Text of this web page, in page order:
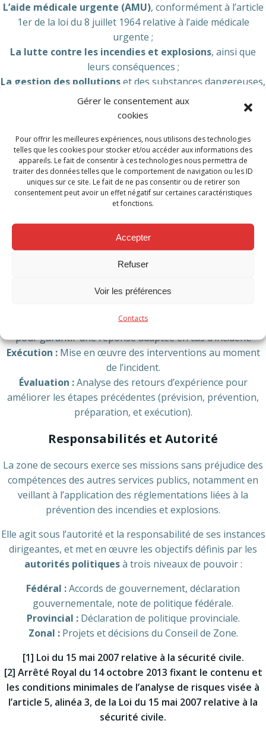
Gérer le consentement aux
cookies
Pour offrir les meilleures expériences, nous utilisons des technologies
telles que les cookies pour stocker et/ou accéder aux informations des
appareils. Le fait de consentir à ces technologies nous permettra de
traiter des données telles que le comportement de navigation ou les ID
uniques sur ce site. Le fait de ne pas consentir ou de retirer son
consentement peut avoir un effet négatif sur certaines caractéristiques
et fonctions.
Accepter
Refuser
Voir les préférences
Contacts
L’aide médicale urgente (AMU), conformément à l’article
1er de la loi du 8 juillet 1964 relative à l’aide médicale
urgente ;
La lutte contre les incendies et explosions, ainsi que
leurs conséquences ;
La gestion des pollutionset des substances dangereuses,
y compris les substances radioactives et les rayons
ionisants ;
Gestion Optimale des Risques
Pour garantir une gestion efficace des missions
(énumérées au §1er, 1°, 3°, 5°), la zone de secours applique
un ensemble de principes et de règles systématiques,
organisées en cycles. Ces mesures sont regroupées selon
les étapes suivantes :
Identification et analyse des risques présents
Actions visant à réduire l’apparition des
Organisation et planification des moyens
pour garantir une réponse adaptée en cas d’incident.
Exécution :Mise en œuvre des interventions au moment
de l’incident.
Évaluation :Analyse des retours d’expérience pour
améliorer les étapes précédentes (prévision, prévention,
préparation, et exécution).
Responsabilités et Autorité
La zone de secours exerce ses missions sans préjudice des
compétences des autres services publics, notamment en
veillant à l’application des réglementations liées à la
prévention des incendies et explosions.
Elle agit sous l’autorité et la responsabilité de ses instances
dirigeantes, et met en œuvre les objectifs définis par les
autorités politiquesà trois niveaux de pouvoir :
Fédéral :Accords de gouvernement, déclaration
gouvernementale, note de politique fédérale.
Provincial :Déclaration de politique provinciale.
Zonal :Projets et décisions du Conseil de Zone.
[1] Loi du 15 mai 2007 relative à la sécurité civile.
[2] Arrêté Royal du 14 octobre 2013 fixant le contenu et
les conditions minimales de l’analyse de risques visée à
l’article 5, alinéa 3, de la Loi du 15 mai 2007 relative à la
sécurité civile.